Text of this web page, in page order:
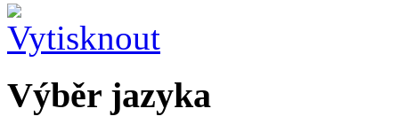
Výběr jazyka